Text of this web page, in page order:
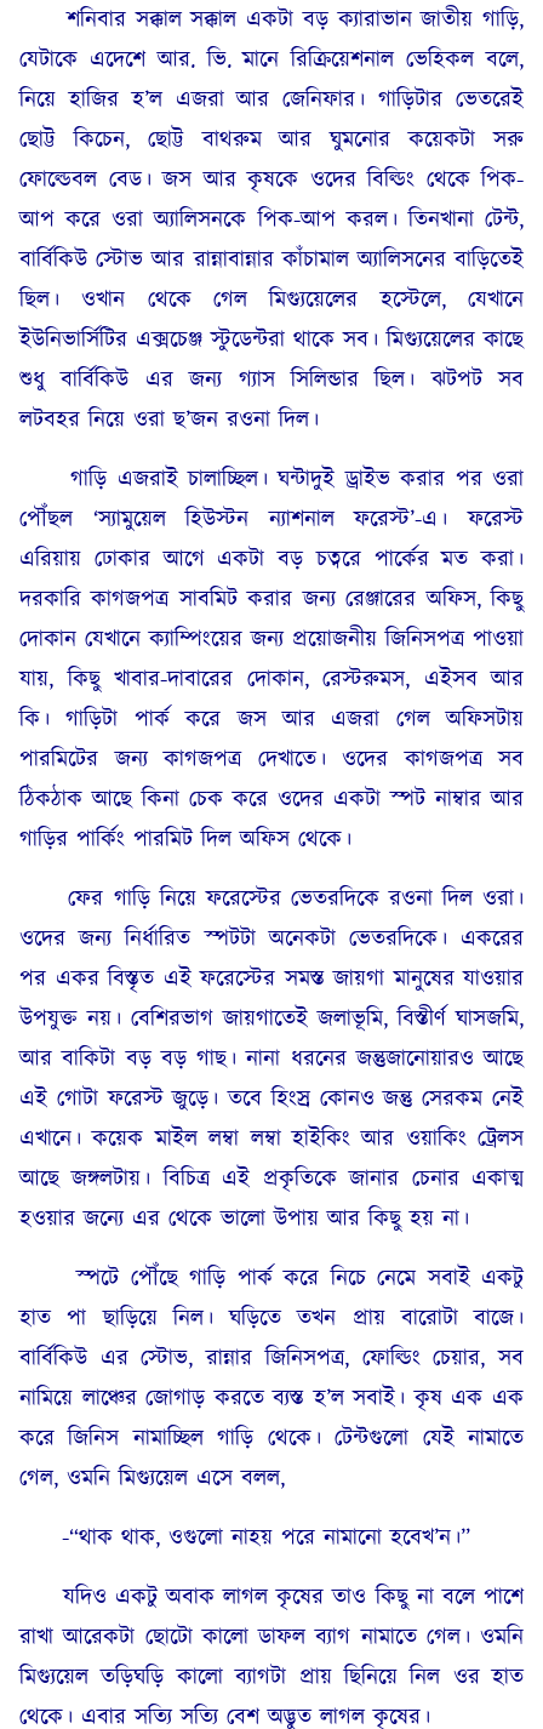
শনিবার সক্কাল সক্কাল একটা বড় ক্যারাভান জাতীয় গাড়ি,
যেটাকে এদেশে আর. ভি. মানে রিক্রিয়েশনাল ভেহিকল বলে,
নিয়ে হাজির হ’ল এজরা আর জেনিফার। গাড়িটার ভেতরেই
ছোট্ট কিচেন, ছোট্ট বাথরুম আর ঘুমনোর কয়েকটা সরু
ফোল্ডেবল বেড। জস আর কৃষকে ওদের বিল্ডিং থেকে পিক-
আপ করে ওরা অ্যালিসনকে পিক-আপ করল। তিনখানা টেন্ট,
বার্বিকিউ স্টোভ আর রান্নাবান্নার কাঁচামাল অ্যালিসনের বাড়িতেই
ছিল। ওখান থেকে গেল মিগ্যুয়েলের হস্টেলে, যেখানে
ইউনিভার্সিটির এক্সচেঞ্জ স্টুডেন্টরা থাকে সব। মিগ্যুয়েলের কাছে
শুধু বার্বিকিউ এর জন্য গ্যাস সিলিন্ডার ছিল। ঝটপট সব
লটবহর নিয়ে ওরা ছ’জন রওনা দিল।
গাড়ি এজরাই চালাচ্ছিল। ঘন্টাদুই ড্রাইভ করার পর ওরা
পৌঁছল ‘স্যামুয়েল হিউস্টন ন্যাশনাল ফরেস্ট’-এ। ফরেস্ট
এরিয়ায় ঢোকার আগে একটা বড় চত্বরে পার্কের মত করা।
দরকারি কাগজপত্র সাবমিট করার জন্য রেঞ্জারের অফিস, কিছু
দোকান যেখানে ক্যাম্পিংয়ের জন্য প্রয়োজনীয় জিনিসপত্র পাওয়া
যায়, কিছু খাবার-দাবারের দোকান, রেস্টরুমস, এইসব আর
কি। গাড়িটা পার্ক করে জস আর এজরা গেল অফিসটায়
পারমিটের জন্য কাগজপত্র দেখাতে। ওদের কাগজপত্র সব
ঠিকঠাক আছে কিনা চেক করে ওদের একটা স্পট নাম্বার আর
গাড়ির পার্কিং পারমিট দিল অফিস থেকে।
ফের গাড়ি নিয়ে ফরেস্টের ভেতরদিকে রওনা দিল ওরা।
ওদের জন্য নির্ধারিত স্পটটা অনেকটা ভেতরদিকে। একরের
পর একর বিস্তৃত এই ফরেস্টের সমস্ত জায়গা মানুষের যাওয়ার
উপযুক্ত নয়। বেশিরভাগ জায়গাতেই জলাভূমি, বিস্তীর্ণ ঘাসজমি,
আর বাকিটা বড় বড় গাছ। নানা ধরনের জন্তুজানোয়ারও আছে
এই গোটা ফরেস্ট জুড়ে। তবে হিংস্র কোনও জন্তু সেরকম নেই
এখানে। কয়েক মাইল লম্বা লম্বা হাইকিং আর ওয়াকিং ট্রেলস
আছে জঙ্গলটায়। বিচিত্র এই প্রকৃতিকে জানার চেনার একাত্ম
হওয়ার জন্যে এর থেকে ভালো উপায় আর কিছু হয় না।
স্পটে পৌঁছে গাড়ি পার্ক করে নিচে নেমে সবাই একটু
হাত পা ছাড়িয়ে নিল। ঘড়িতে তখন প্রায় বারোটা বাজে।
বার্বিকিউ এর স্টোভ, রান্নার জিনিসপত্র, ফোল্ডিং চেয়ার, সব
নামিয়ে লাঞ্চের জোগাড় করতে ব্যস্ত হ’ল সবাই। কৃষ এক এক
করে জিনিস নামাচ্ছিল গাড়ি থেকে। টেন্টগুলো যেই নামাতে
গেল, ওমনি মিগ্যুয়েল এসে বলল,
-“থাক থাক, ওগুলো নাহয় পরে নামানো হবেখ’ন।”
যদিও একটু অবাক লাগল কৃষের তাও কিছু না বলে পাশে
রাখা আরেকটা ছোটো কালো ডাফল ব্যাগ নামাতে গেল। ওমনি
মিগ্যুয়েল তড়িঘড়ি কালো ব্যাগটা প্রায় ছিনিয়ে নিল ওর হাত
থেকে। এবার সত্যি সত্যি বেশ অদ্ভুত লাগল কৃষের।